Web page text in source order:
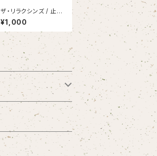
ザ・リラクシンズ / 止ま
らない何か
¥1,000